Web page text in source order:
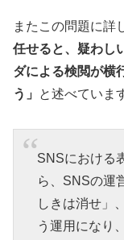
またこの問題に詳
任せると、疑わし
ダによる検閲が横
う」
と述べていま
SNSにおける
ら、SNSの運
しきは消せ」
う運用になり